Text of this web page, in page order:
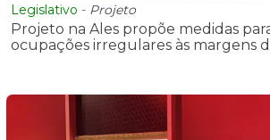
Legislativo - Projeto
Projeto na Ales propõe medidas
ocupações irregulares às margens